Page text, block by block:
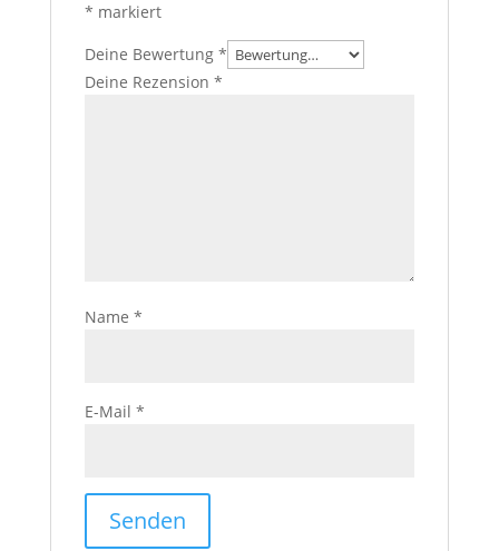
* markiert
Deine Bewertung *
Deine Rezension *
Name *
E-Mail *